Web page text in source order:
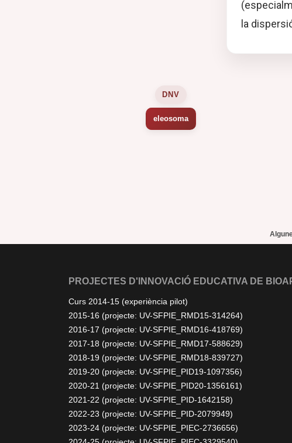
la
DNV
eleosoma
PROJECTES D'INNOVACIÓ EDUCATIVA DE
Curs 2014-15 (experiència pilot)
2015-16 (projecte: UV-SFPIE_RMD15-314264)
2016-17 (projecte: UV-SFPIE_RMD16-418769)
2017-18 (projecte: UV-SFPIE_RMD17-588629)
2018-19 (projecte: UV-SFPIE_RMD18-839727)
2019-20 (projecte: UV-SFPIE_PID19-1097356)
2020-21 (projecte: UV-SFPIE_PID20-1356161)
2021-22 (projecte: UV-SFPIE_PID-1642158)
2022-23 (projecte: UV-SFPIE_PID-2079949)
2023-24 (projecte: UV-SFPIE_PIEC-2736656)